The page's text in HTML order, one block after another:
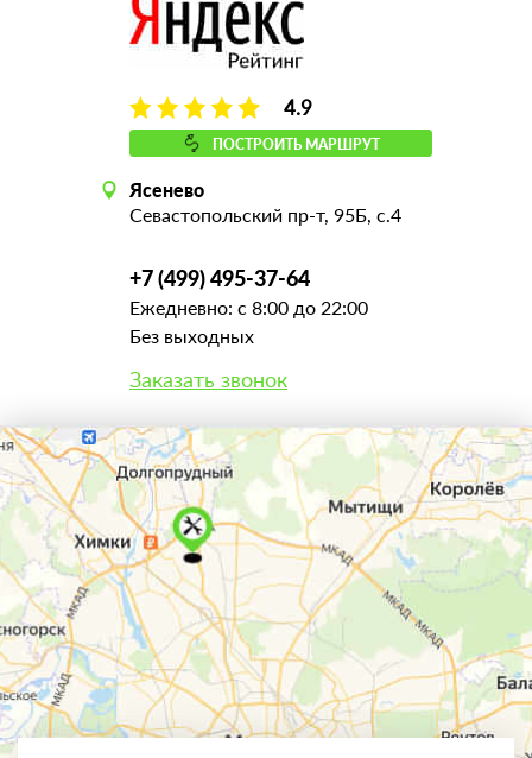
4.9
ПОСТРОИТЬ МАРШРУТ
Ясенево
Севастопольский пр-т, 95Б, с.4
+7 (499) 495-37-64
Ежедневно: с 8:00 до 22:00
Без выходных
Заказать звонок